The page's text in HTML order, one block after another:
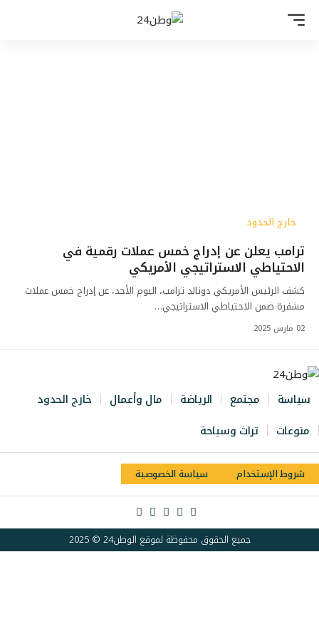
خارج الحدود
ترامب يعلن عن إدراج خمس عملات رقمية في
الاحتياطي الاستراتيجي الأمريكي
كشف الرئيس الأمريكي دونالد ترامب، اليوم الأحد، عن إدراج خمس عملات
مشفرة ضمن الاحتياطي الاستراتيجي…
02 مارس 2025
سياسة مجتمع الرياضة مال وأعمال
خارج الحدود
منوعات
تراث وسياحة
شروط الإستخدام سياسة الخصوصية
جميع الحقوق محفوظة لموقع الوطن24 © 2025